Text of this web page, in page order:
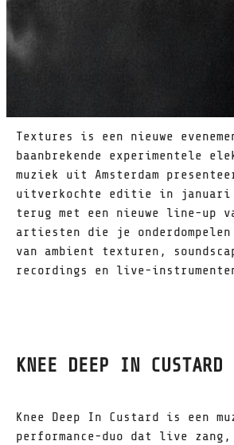
Textures is een nieuwe
baanbrekende experimentele
muziek uit Amsterdam
uitverkochte editie in januari
terug met een nieuwe line-up
artiesten die je
van ambient texturen,
recordings en live-
KNEE DEEP IN CUSTARD
Knee Deep In Custard is een
performance-duo dat live